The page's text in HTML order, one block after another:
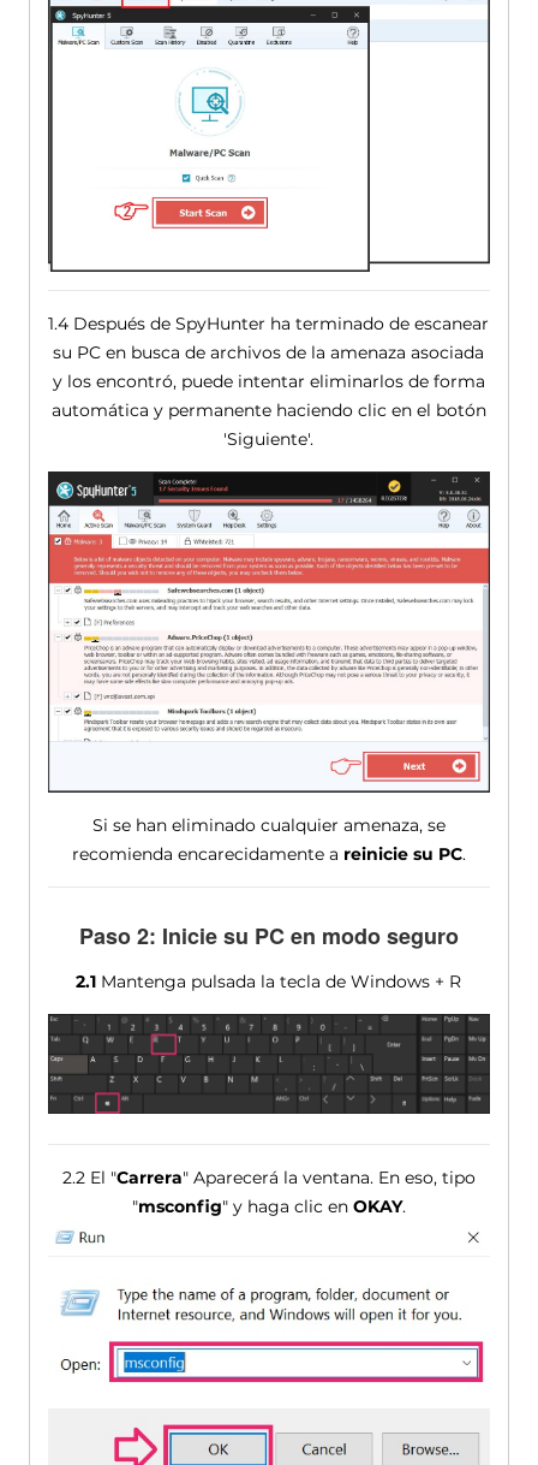
1.4 Después de SpyHunter ha terminado de escanear
su PC en busca de archivos de la amenaza asociada
y los encontró, puede intentar eliminarlos de forma
automática y permanente haciendo clic en el botón
'Siguiente'.
Si se han eliminado cualquier amenaza, se
recomienda encarecidamente a reinicie su PC.
Paso 2: Inicie su PC en modo seguro
2.1 Mantenga pulsada la tecla de Windows + R
2.2 El "Carrera" Aparecerá la ventana. En eso, tipo
"msconfig" y haga clic en OKAY.